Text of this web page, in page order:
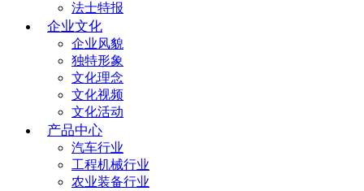
法士特报
企业文化
企业风貌
独特形象
文化理念
文化视频
文化活动
产品中心
汽车行业
工程机械行业
农业装备行业